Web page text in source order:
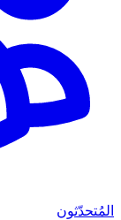
المُتحدّثون